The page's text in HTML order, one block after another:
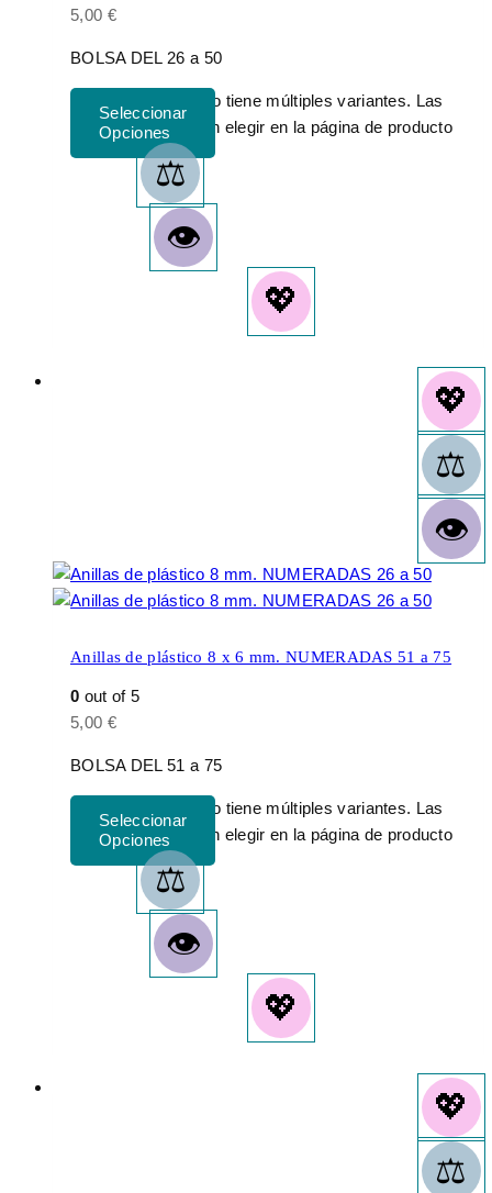
5,00 €
BOLSA DEL 26 a 50
Este producto tiene múltiples variantes. Las
opciones se pueden elegir en la página de producto
Anillas de plástico 8 x 6 mm. NUMERADAS 51 a 75
0 out of 5
5,00 €
BOLSA DEL 51 a 75
Este producto tiene múltiples variantes. Las
opciones se pueden elegir en la página de producto